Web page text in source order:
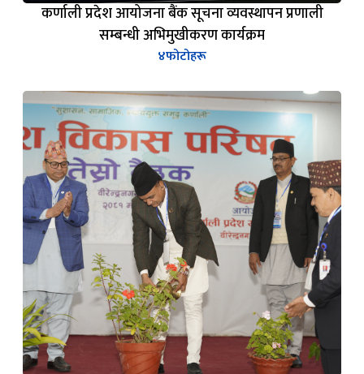
कर्णाली प्रदेश आयोजना बैंक सूचना व्यवस्थापन प्रणाली
सम्बन्धी अभिमुखीकरण कार्यक्रम
४फोटोहरू